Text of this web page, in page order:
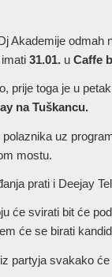
Akademije odmah
31.01.u Caffe
prije toga je u
na Tuškancu.
uz
mostu.
prati i Deejay
će svirati bit će
će se birati
partyja svakako